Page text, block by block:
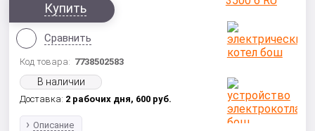
Купить
Сравнить
Код товара: 7738502583
В наличии
Доставка: 2 рабочих дня, 600 руб.
Описание